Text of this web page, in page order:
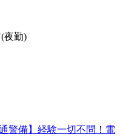
夜勤)
警備】経験一切不問！電